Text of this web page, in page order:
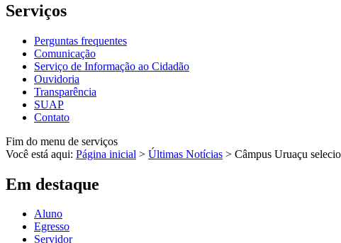
Serviços
Perguntas frequentes
Comunicação
Serviço de Informação ao Cidadão
Ouvidoria
Transparência
SUAP
Contato
Fim do menu de serviços
Você está aqui: Página inicial > Últimas Notícias > Câmpus Uruaçu
Em destaque
Aluno
Egresso
Servidor